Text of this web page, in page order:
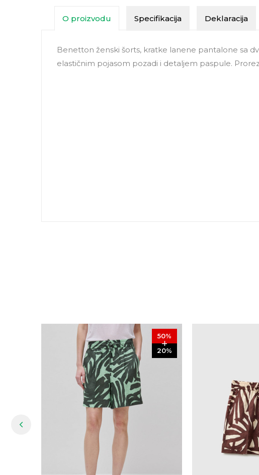
O proizvodu Specifikacija Deklaracija
Benetton ženski šorts, kratke lanene pantalone sa
elastičnim pojasom pozadi i detaljem paspule.
50%
20%